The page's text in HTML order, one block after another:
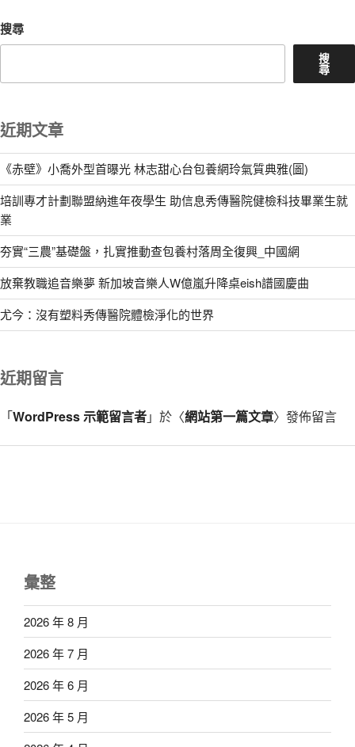
搜尋
搜
尋
近期文章
《赤壁》小喬外型首曝光 林志甜心台包養網玲氣質典雅(圖)
培訓專才計劃聯盟納進年夜學生 助信息秀傳醫院健檢科技畢業生就
業
夯實“三農”基礎盤，扎實推動查包養村落周全復興_中國網
放棄教職追音樂夢 新加坡音樂人W億嵐升降桌eish譜國慶曲
尤今：沒有塑料秀傳醫院體檢淨化的世界
近期留言
「WordPress 示範留言者」於〈網站第一篇文章〉發佈留言
彙整
2026 年 8 月
2026 年 7 月
2026 年 6 月
2026 年 5 月